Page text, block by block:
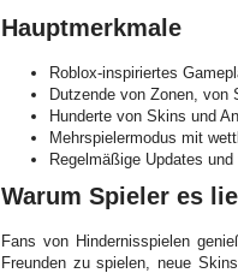
Hauptmerkmale
Roblox-inspiriertes
Dutzende von Zonen, von
Hunderte von Skins und
Mehrspielermodus mit
Regelmäßige Updates
Warum Spieler es
Fans von Hindernisspielen
Freunden zu spielen, neue